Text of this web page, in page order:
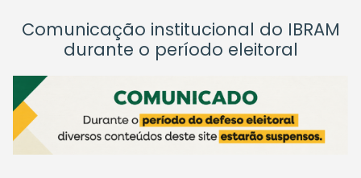
Comunicação institucional do IBRAM
durante o período eleitoral